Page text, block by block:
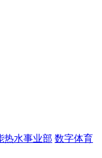
热水事业部 数字体育